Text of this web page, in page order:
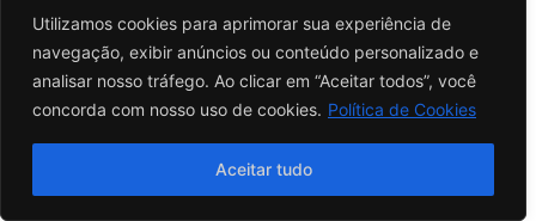
Utilizamos cookies para aprimorar sua experiência de
navegação, exibir anúncios ou conteúdo personalizado e
analisar nosso tráfego. Ao clicar em “Aceitar todos”, você
concorda com nosso uso de cookies. Política de Cookies
Aceitar tudo